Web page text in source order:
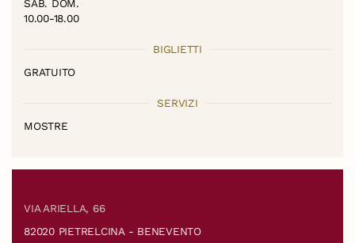
SAB. DOM.
10.00-18.00
BIGLIETTI
GRATUITO
SERVIZI
MOSTRE
VIA ARIELLA, 66
82020 PIETRELCINA - BENEVENTO